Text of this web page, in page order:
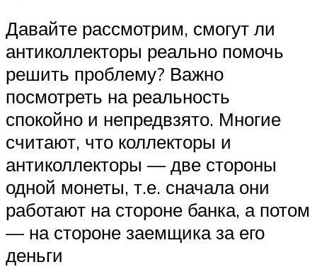
Давайте рассмотрим, смогут ли
антиколлекторы реально помочь
решить проблему? Важно
посмотреть на реальность
спокойно и непредвзято. Многие
считают, что коллекторы и
антиколлекторы — две стороны
одной монеты, т.е. сначала они
работают на стороне банка, а потом
— на стороне заемщика за его
деньги